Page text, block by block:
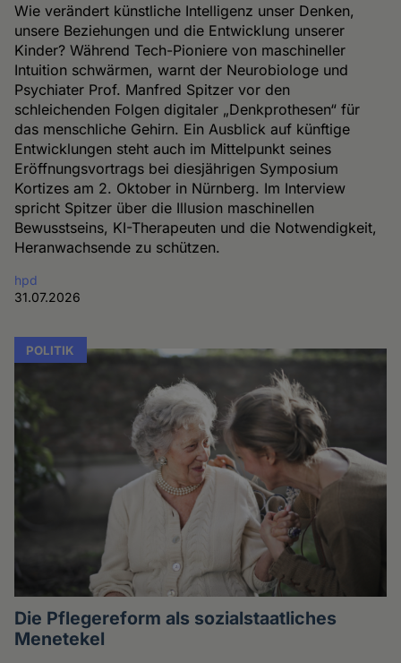
Wie verändert künstliche Intelligenz unser Denken,
unsere Beziehungen und die Entwicklung unserer
Kinder? Während Tech-Pioniere von maschineller
Intuition schwärmen, warnt der Neurobiologe und
Psychiater Prof. Manfred Spitzer vor den
schleichenden Folgen digitaler „Denkprothesen“ für
das menschliche Gehirn. Ein Ausblick auf künftige
Entwicklungen steht auch im Mittelpunkt seines
Eröffnungsvortrags bei diesjährigen Symposium
Kortizes am 2. Oktober in Nürnberg. Im Interview
spricht Spitzer über die Illusion maschinellen
Bewusstseins, KI-Therapeuten und die Notwendigkeit,
Heranwachsende zu schützen.
hpd
31.07.2026
POLITIK
Die Pflegereform als sozialstaatliches
Menetekel